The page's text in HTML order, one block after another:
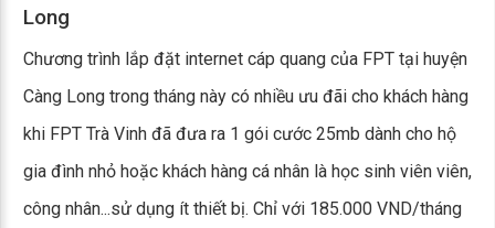
Long
Chương trình lắp đặt internet cáp quang của FPT tại huyện
Càng Long trong tháng này có nhiều ưu đãi cho khách hàng
khi FPT Trà Vinh đã đưa ra 1 gói cước 25mb dành cho hộ
gia đình nhỏ hoặc khách hàng cá nhân là học sinh viên viên,
công nhân...sử dụng ít thiết bị. Chỉ với 185.000 VND/tháng